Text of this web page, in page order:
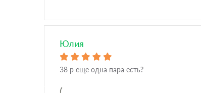
Юлия
38 р еще одна пара есть?